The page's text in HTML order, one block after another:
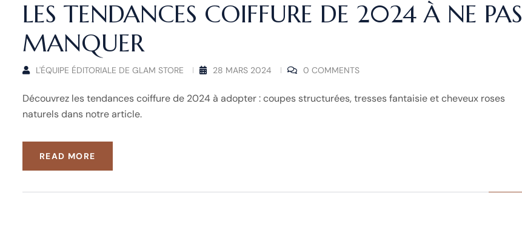
LES TENDANCES COIFFURE DE 2024 À NE PAS
MANQUER
L'ÉQUIPE ÉDITORIALE DE GLAM STORE 28 MARS 2024 0 COMMENTS
Découvrez les tendances coiffure de 2024 à adopter : coupes structurées, tresses fantaisie et cheveux roses
naturels dans notre article.
READ MORE